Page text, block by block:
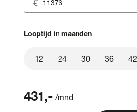
Looptijd in maanden
12 24 30 36 42
431,- /mnd